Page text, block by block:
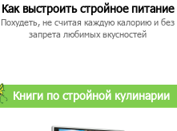
Как выстроить стройное питание
Похудеть, не считая каждую калорию и без
запрета любимых вкусностей
Книги по стройной кулинарии